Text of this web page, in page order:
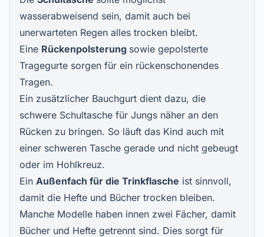
wasserabweisend sein, damit auch bei
unerwarteten Regen alles trocken bleibt.
Eine Rückenpolsterung sowie gepolsterte
Tragegurte sorgen für ein rückenschonendes
Tragen.
Ein zusätzlicher Bauchgurt dient dazu, die
schwere Schultasche für Jungs näher an den
Rücken zu bringen. So läuft das Kind auch mit
einer schweren Tasche gerade und nicht gebeugt
oder im Hohlkreuz.
Ein Außenfach für die Trinkflasche ist sinnvoll,
damit die Hefte und Bücher trocken bleiben.
Manche Modelle haben innen zwei Fächer, damit
Bücher und Hefte getrennt sind. Dies sorgt für